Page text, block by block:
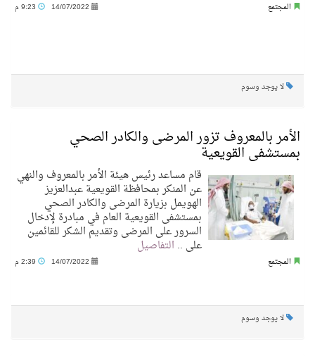
المجتمع 14/07/2022
لا يوجد وسوم
الأمر بالمعروف تزور المرضى والكادر الصحي
بمستشفى القويعية
قام مساعد رئيس هيئة الأمر بالمعروف والنهي
عن المنكر بمحافظة القويعية عبدالعزيز
الهويمل بزيارة المرضى والكادر الصحي
بمستشفى القويعية العام في مبادرة لإدخال
السرور على المرضى وتقديم الشكر للقائمين
على .. التفاصيل
المجتمع 14/07/2022
لا يوجد وسوم